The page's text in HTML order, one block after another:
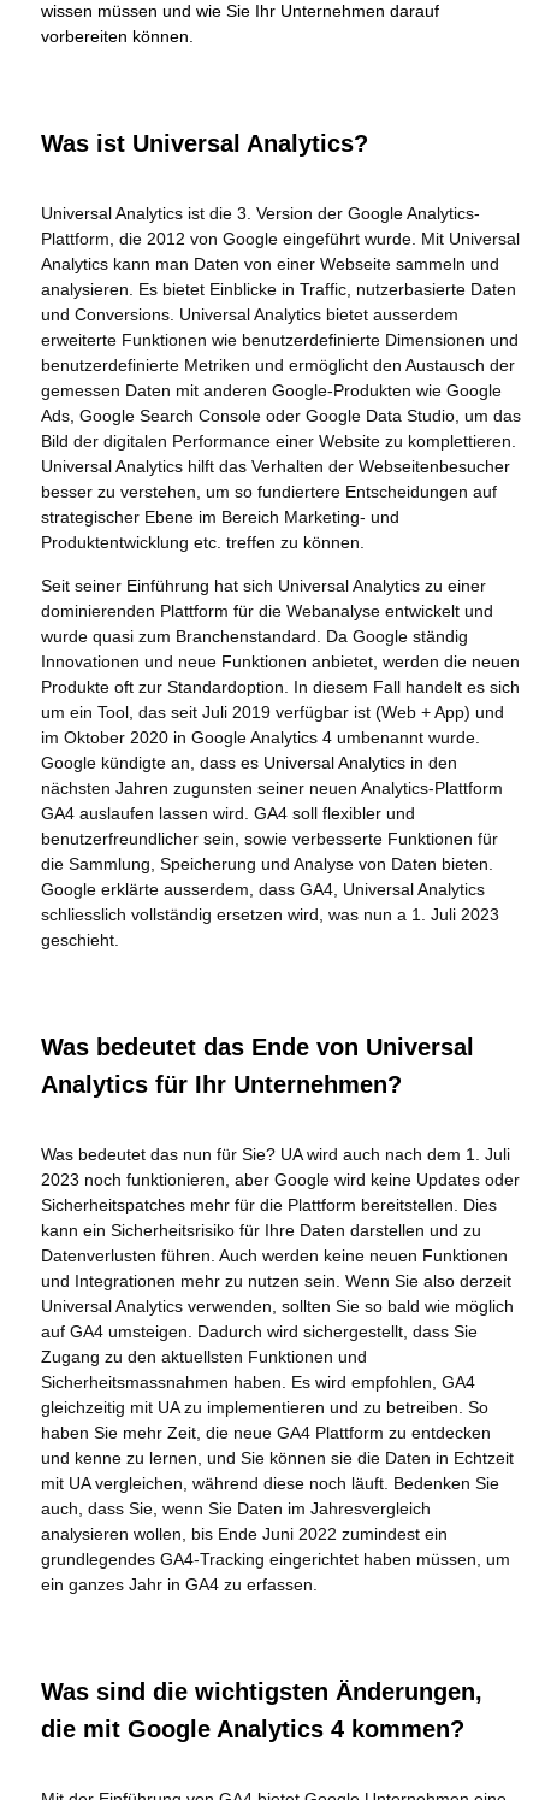
wissen müssen und wie Sie Ihr Unternehmen darauf
vorbereiten können.
Was ist Universal Analytics?
Universal Analytics ist die 3. Version der Google Analytics-
Plattform, die 2012 von Google eingeführt wurde. Mit Universal
Analytics kann man Daten von einer Webseite sammeln und
analysieren. Es bietet Einblicke in Traffic, nutzerbasierte Daten
und Conversions. Universal Analytics bietet ausserdem
erweiterte Funktionen wie benutzerdefinierte Dimensionen und
benutzerdefinierte Metriken und ermöglicht den Austausch der
gemessen Daten mit anderen Google-Produkten wie Google
Ads, Google Search Console oder Google Data Studio, um das
Bild der digitalen Performance einer Website zu komplettieren.
Universal Analytics hilft das Verhalten der Webseitenbesucher
besser zu verstehen, um so fundiertere Entscheidungen auf
strategischer Ebene im Bereich Marketing- und
Produktentwicklung etc. treffen zu können.
Seit seiner Einführung hat sich Universal Analytics zu einer
dominierenden Plattform für die Webanalyse entwickelt und
wurde quasi zum Branchenstandard. Da Google ständig
Innovationen und neue Funktionen anbietet, werden die neuen
Produkte oft zur Standardoption. In diesem Fall handelt es sich
um ein Tool, das seit Juli 2019 verfügbar ist (Web + App) und
im Oktober 2020 in Google Analytics 4 umbenannt wurde.
Google kündigte an, dass es Universal Analytics in den
nächsten Jahren zugunsten seiner neuen Analytics-Plattform
GA4 auslaufen lassen wird. GA4 soll flexibler und
benutzerfreundlicher sein, sowie verbesserte Funktionen für
die Sammlung, Speicherung und Analyse von Daten bieten.
Google erklärte ausserdem, dass GA4, Universal Analytics
schliesslich vollständig ersetzen wird, was nun a 1. Juli 2023
geschieht.
Was bedeutet das Ende von Universal
Analytics für Ihr Unternehmen?
Was bedeutet das nun für Sie? UA wird auch nach dem 1. Juli
2023 noch funktionieren, aber Google wird keine Updates oder
Sicherheitspatches mehr für die Plattform bereitstellen. Dies
kann ein Sicherheitsrisiko für Ihre Daten darstellen und zu
Datenverlusten führen. Auch werden keine neuen Funktionen
und Integrationen mehr zu nutzen sein. Wenn Sie also derzeit
Universal Analytics verwenden, sollten Sie so bald wie möglich
auf GA4 umsteigen. Dadurch wird sichergestellt, dass Sie
Zugang zu den aktuellsten Funktionen und
Sicherheitsmassnahmen haben. Es wird empfohlen, GA4
gleichzeitig mit UA zu implementieren und zu betreiben. So
haben Sie mehr Zeit, die neue GA4 Plattform zu entdecken
und kenne zu lernen, und Sie können sie die Daten in Echtzeit
mit UA vergleichen, während diese noch läuft. Bedenken Sie
auch, dass Sie, wenn Sie Daten im Jahresvergleich
analysieren wollen, bis Ende Juni 2022 zumindest ein
grundlegendes GA4-Tracking eingerichtet haben müssen, um
ein ganzes Jahr in GA4 zu erfassen.
Was sind die wichtigsten Änderungen,
die mit Google Analytics 4 kommen?